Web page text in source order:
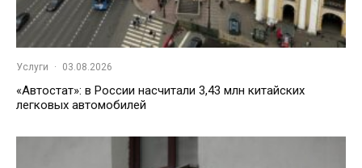
Услуги · 03.08.2026
«Автостат»: в России насчитали 3,43 млн китайских
легковых автомобилей